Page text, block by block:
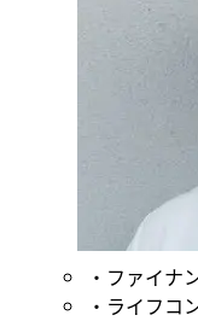
ファイナ
ライフコ